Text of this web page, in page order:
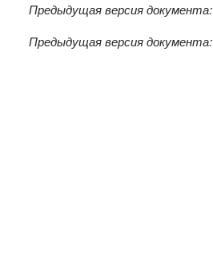
Предыдущая версия документа:
Предыдущая версия документа: